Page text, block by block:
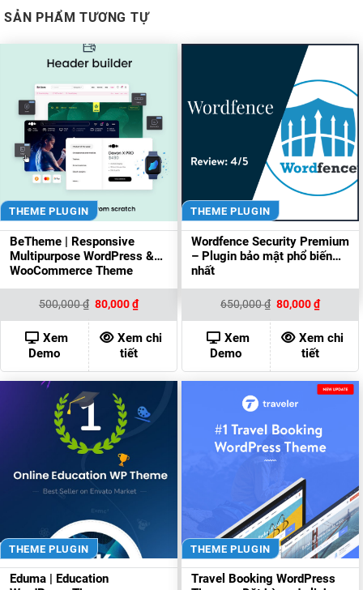
SẢN PHẨM TƯƠNG TỰ
THEME PLUGIN
BeTheme | Responsive
Multipurpose WordPress &
WooCommerce Theme
500,000₫ Giá
gốc
là:
500,000 ₫.
80,000₫Giá
hiện
tại
là:
80,000 ₫.
Xem
Demo
Xem chi
tiết
THEME PLUGIN
Wordfence Security Premium
– Plugin bảo mật phổ biến
nhất
650,000₫ Giá
gốc
là:
650,000 ₫.
80,000₫Giá
hiện
tại
là:
80,000
Xem
Demo
Xem chi
tiết
THEME PLUGIN
Eduma | Education
THEME PLUGIN
Travel Booking WordPress